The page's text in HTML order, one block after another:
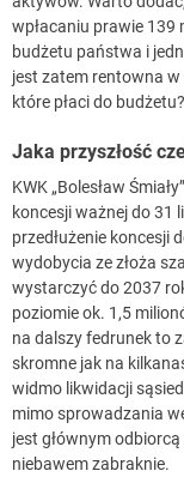
wpłacaniu prawie 139
budżetu państwa i
jest zatem rentowna
które płaci do budżetu?
Jaka przyszłość
KWK „Bolesław
koncesji ważnej do 31
przedłużenie koncesji
wydobycia ze złoża
wystarczyć do 2037
poziomie ok. 1,5
na dalszy fedrunek to
skromne jak na
widmo likwidacji
mimo sprowadzania
jest głównym
niebawem zabraknie.